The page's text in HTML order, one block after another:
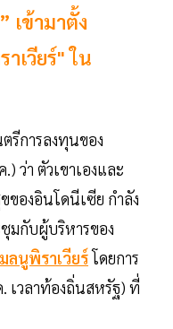
เข้ามาตั้ง
เวียร์" ใน
รีการลงทุนของ
ว่า ตัวเขาเองและ
ของอินโดนีเซีย กำลัง
มกับผู้บริหารของ
ลนูพิราเวียร์โดยการ
เวลาท้องถิ่นสหรัฐ) ที่